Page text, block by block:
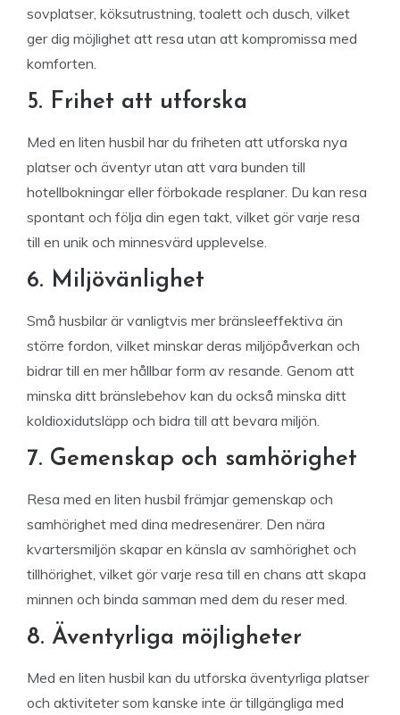
sovplatser, köksutrustning, toalett och dusch, vilket
ger dig möjlighet att resa utan att kompromissa med
komforten.
5. Frihet att utforska
Med en liten husbil har du friheten att utforska nya
platser och äventyr utan att vara bunden till
hotellbokningar eller förbokade resplaner. Du kan resa
spontant och följa din egen takt, vilket gör varje resa
till en unik och minnesvärd upplevelse.
6. Miljövänlighet
Små husbilar är vanligtvis mer bränsleeffektiva än
större fordon, vilket minskar deras miljöpåverkan och
bidrar till en mer hållbar form av resande. Genom att
minska ditt bränslebehov kan du också minska ditt
koldioxidutsläpp och bidra till att bevara miljön.
7. Gemenskap och samhörighet
Resa med en liten husbil främjar gemenskap och
samhörighet med dina medresenärer. Den nära
kvartersmiljön skapar en känsla av samhörighet och
tillhörighet, vilket gör varje resa till en chans att skapa
minnen och binda samman med dem du reser med.
8. Äventyrliga möjligheter
Med en liten husbil kan du utforska äventyrliga platser
och aktiviteter som kanske inte är tillgängliga med